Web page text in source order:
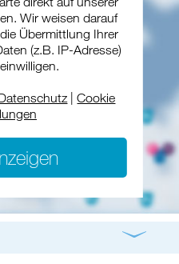
Wir weisen darauf
Übermittlung Ihrer
(z.B. IP-Adresse)
|Cookie